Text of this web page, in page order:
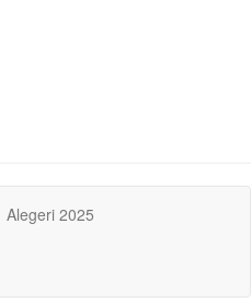
Alegeri 2025